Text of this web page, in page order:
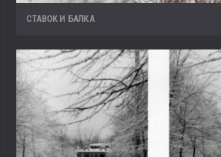
СТАВОК И БАЛКА